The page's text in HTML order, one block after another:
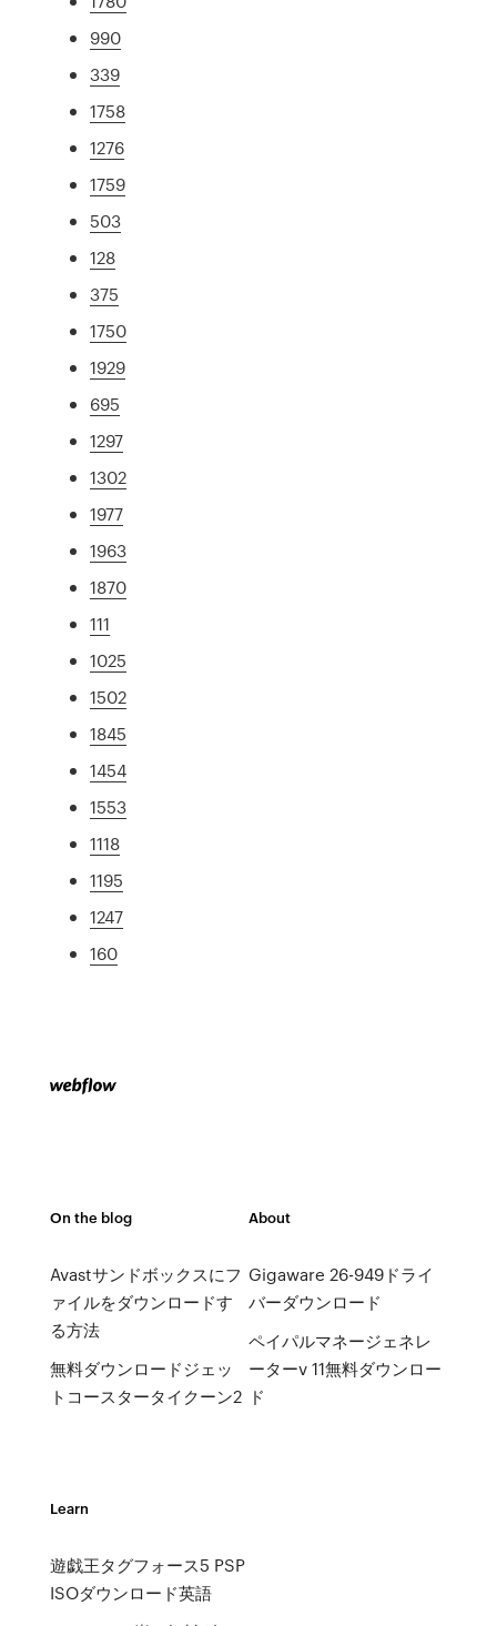
990
339
1758
1276
1759
503
128
375
1750
1929
695
1297
1302
1977
1963
1870
111
1025
1502
1845
1454
1553
1118
1195
1247
160
On the blog
Avastサンドボックスにフ
ァイルをダウンロードす
る方法
無料ダウンロードジェッ
トコースタータイクーン2
About
Gigaware 26-949ドライ
バーダウンロード
ペイパルマネージェネレ
ーターv 11無料ダウンロー
ド
Learn
遊戯王タグフォース5 PSP
ISOダウンロード英語